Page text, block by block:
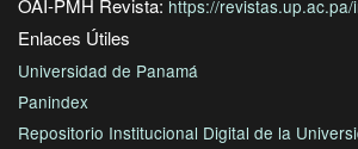
OAI-PMH Revista: https://
Enlaces Útiles
Universidad de Panamá
Panindex
Repositorio Institucional Digital de la